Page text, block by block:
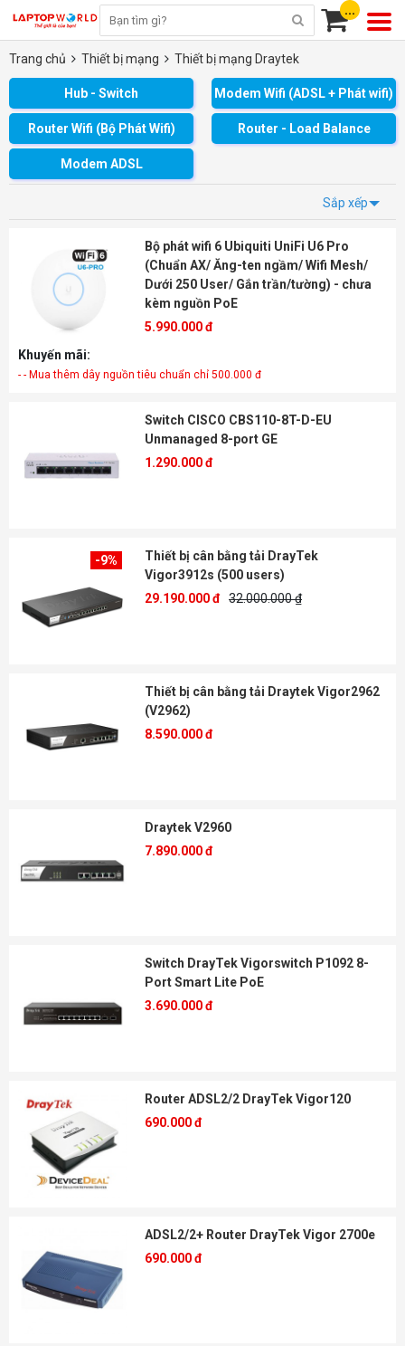
...
Trang chủ Thiết bị mạng Thiết bị mạng Draytek
Hub - Switch Modem Wifi (ADSL + Phát wifi)
Router Wifi (Bộ Phát Wifi) Router - Load Balance
Modem ADSL
Sắp xếp
Bộ phát wifi 6 Ubiquiti UniFi U6 Pro
(Chuẩn AX/ Ăng-ten ngầm/ Wifi Mesh/
Dưới 250 User/ Gắn trần/tường) - chưa
kèm nguồn PoE
5.990.000 đ
Khuyến mãi:
- - Mua thêm dây nguồn tiêu chuẩn chỉ 500.000 đ
Switch CISCO CBS110-8T-D-EU
Unmanaged 8-port GE
1.290.000 đ
-9%
Thiết bị cân bằng tải DrayTek
Vigor3912s (500 users)
29.190.000 đ 32.000.000 ₫
Thiết bị cân bằng tải Draytek Vigor2962
(V2962)
8.590.000 đ
Draytek V2960
7.890.000 đ
Switch DrayTek Vigorswitch P1092 8-
Port Smart Lite PoE
3.690.000 đ
Router ADSL2/2 DrayTek Vigor120
690.000 đ
ADSL2/2+ Router DrayTek Vigor 2700e
690.000 đ